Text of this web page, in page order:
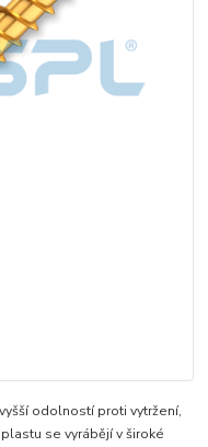
odolností proti vytržení,
se vyrábějí v široké